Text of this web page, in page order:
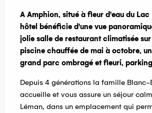
A Amphion, situé à fleur d'eau du Lac
hôtel bénéficie d'une vue
jolie salle de restaurant climatisée
piscine chauffée de mai à octobre,
grand parc ombragé et fleuri,
Depuis 4 générations la famille Blanc-
accueille et vous assure un séjour
Léman, dans un emplacement qui